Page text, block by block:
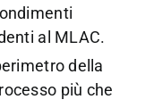
al MLAC.
della
più che